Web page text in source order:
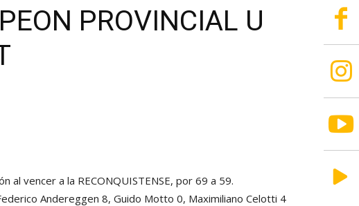
PROVINCIAL U
al vencer a la RECONQUISTENSE, por 69 a 59.
Andereggen 8, Guido Motto 0, Maximiliano Celotti 4